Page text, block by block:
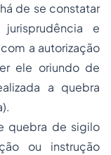
de se constatar
e
a autorização
ele oriundo de
a quebra
quebra de sigilo
ou instrução